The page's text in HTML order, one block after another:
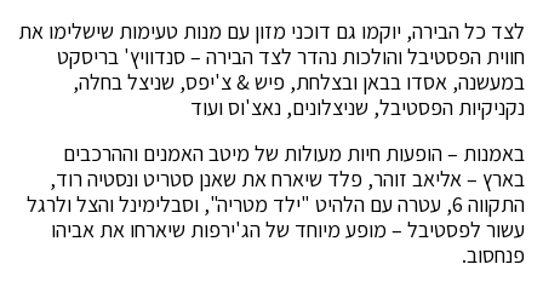
לצד כל הבירה, יוקמו גם דוכני מזון עם מנות טעימות שישלימו את
חווית הפסטיבל והולכות נהדר לצד הבירה – סנדוויץ' בריסקט
במעשנה, אסדו בבאן ובצלחת, פיש & צ'יפס, שניצל בחלה,
נקניקיות הפסטיבל, שניצלונים, נאצ'וס ועוד
באמנות – הופעות חיות מעולות של מיטב האמנים וההרכבים
בארץ – אליאב זוהר, פלד שיארח את שאנן סטריט ונסטיה רוד,
התקווה 6, עטרה עם הלהיט "ילד מטריה", וסבלימינל והצל ולרגל
עשור לפסטיבל – מופע מיוחד של הג'ירפות שיארחו את אביהו
פנחסוב.